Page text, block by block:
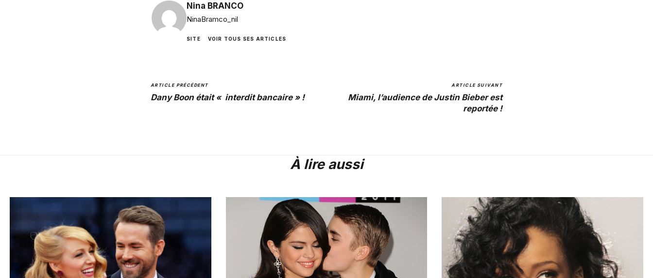
Nina BRANCO
NinaBramco_nil
SITE VOIR TOUS SES ARTICLES
ARTICLE PRÉCÉDENT
Dany Boon était « interdit bancaire » !
ARTICLE SUIVANT
Miami, l’audience de Justin Bieber est
reportée !
À lire aussi